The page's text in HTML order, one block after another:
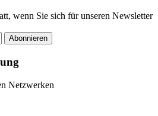
wenn Sie sich für unseren Newsletter
Abonnieren
Netzwerken